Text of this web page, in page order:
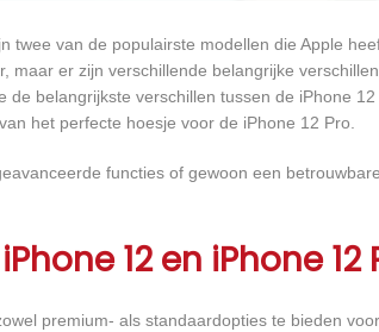
twee van de populairste modellen die Apple
maar er zijn verschillende belangrijke
de belangrijkste verschillen tussen de iPhone 12
het perfecte hoesje voor de iPhone 12 Pro.
functies of gewoon een
12 en iPhone 12
premium- als standaardopties te bieden